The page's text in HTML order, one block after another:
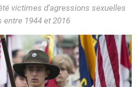
victimes d'agressions sexuelles
1944 et 2016